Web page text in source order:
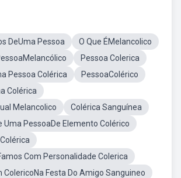
DeUma Pessoa
O Que ÉMelancolico
Pessoa Colerica
Pessoa Colérica
PessoaColérico
Colérica
Melancolico
Colérica Sanguínea
Uma PessoaDe Elemento Colérico
Com Personalidade Colerica
ColericoNa Festa Do Amigo Sanguineo